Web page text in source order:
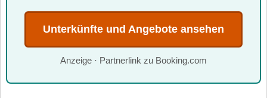
Unterkünfte und Angebote ansehen
Anzeige · Partnerlink zu Booking.com